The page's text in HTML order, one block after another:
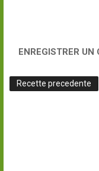
ENREGISTRER UN
Recette precedente